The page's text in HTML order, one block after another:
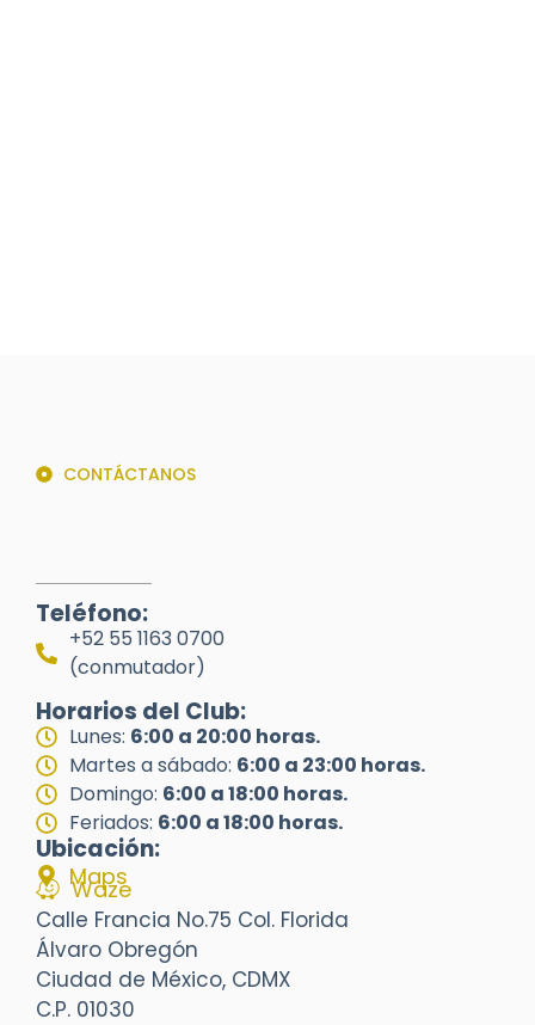
CONTÁCTANOS
Teléfono:
+52 55 1163 0700
(conmutador)
Horarios del Club:
Lunes: 6:00 a 20:00 horas.
Martes a sábado: 6:00 a 23:00 horas.
Domingo: 6:00 a 18:00 horas.
Feriados: 6:00 a 18:00 horas.
Ubicación:
Maps
Waze
Calle Francia No.75 Col. Florida
Álvaro Obregón
Ciudad de México, CDMX
C.P. 01030